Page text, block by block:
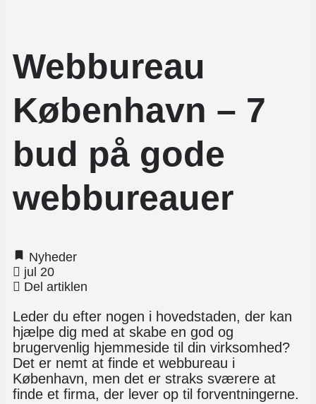
Webbureau
København – 7
bud på gode
webbureauer
Nyheder
jul 20
Del artiklen
Leder du efter nogen i hovedstaden, der kan
hjælpe dig med at skabe en god og
brugervenlig hjemmeside til din virksomhed?
Det er nemt at finde et webbureau i
København, men det er straks sværere at
finde et firma, der lever op til forventningerne.